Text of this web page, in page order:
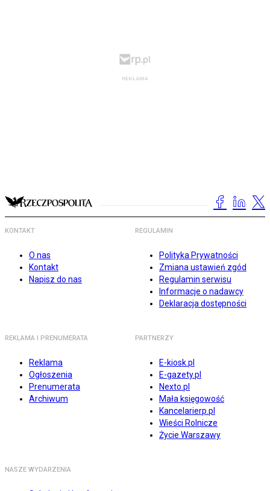
KONTAKT
O nas
Kontakt
Napisz do nas
REGULAMIN
Polityka Prywatności
Zmiana ustawień zgód
Regulamin serwisu
Informacje o nadawcy
Deklaracja dostępności
REKLAMA I PRENUMERATA
Reklama
Ogłoszenia
Prenumerata
Archiwum
PARTNERZY
E-kiosk.pl
E-gazety.pl
Nexto.pl
Mała księgowość
Kancelarierp.pl
Wieści Rolnicze
Życie Warszawy
NASZE WYDARZENIA